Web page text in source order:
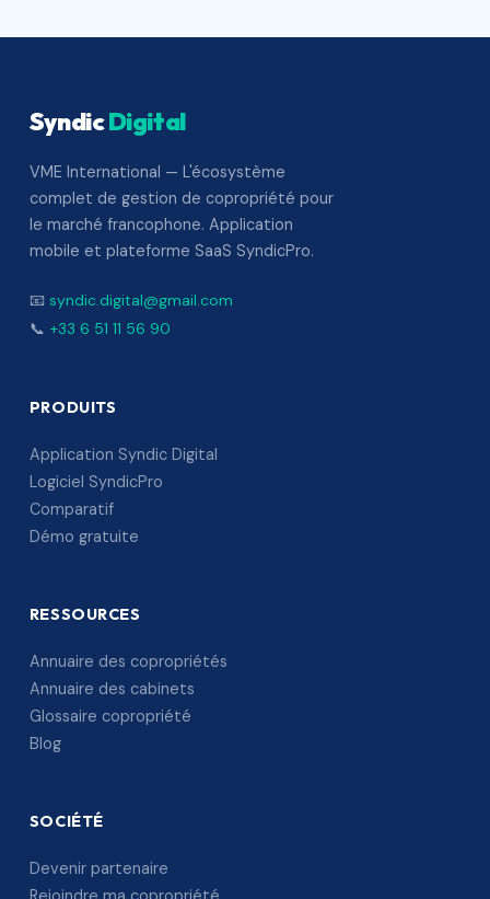
SyndicDigital
VME International — L'écosystème
complet de gestion de copropriété pour
le marché francophone. Application
mobile et plateforme SaaS SyndicPro.
📧 syndic.digital@gmail.com
📞 +33 6 51 11 56 90
PRODUITS
Application Syndic Digital
Logiciel SyndicPro
Comparatif
Démo gratuite
RESSOURCES
Annuaire des copropriétés
Annuaire des cabinets
Glossaire copropriété
Blog
SOCIÉTÉ
Devenir partenaire